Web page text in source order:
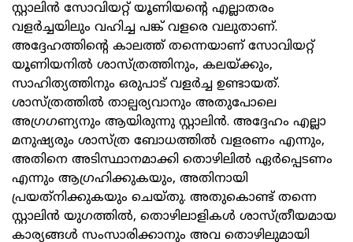
സ്റ്റാലിൻ സോവിയറ്റ് യൂണിയന്റെ എല്ലാതരം
വളർച്ചയിലും വഹിച്ച പങ്ക് വളരെ വലുതാണ്.
അദ്ദേഹത്തിന്റെ കാലത്ത് തന്നെയാണ് സോവിയറ്റ്
യൂണിയനിൽ ശാസ്ത്രത്തിനും, കലയ്ക്കും,
സാഹിത്യത്തിനും ഒരുപാട് വളർച്ച ഉണ്ടായത്.
ശാസ്ത്രത്തിൽ താല്പര്യവാനും അതുപോലെ
അഗ്രഗണ്യനും ആയിരുന്നു സ്റ്റാലിൻ. അദ്ദേഹം എല്ലാ
മനുഷ്യരും ശാസ്ത്ര ബോധത്തിൽ വളരണം എന്നും,
അതിനെ അടിസ്ഥാനമാക്കി തൊഴിലിൽ ഏർപ്പെടണം
എന്നും ആഗ്രഹിക്കുകയും, അതിനായി
പ്രയത്‌നിക്കുകയും ചെയ്തു. അതുകൊണ്ട് തന്നെ
സ്റ്റാലിൻ യുഗത്തിൽ, തൊഴിലാളികൾ ശാസ്ത്രീയമായ
കാര്യങ്ങൾ സംസാരിക്കാനും അവ തൊഴിലുമായി